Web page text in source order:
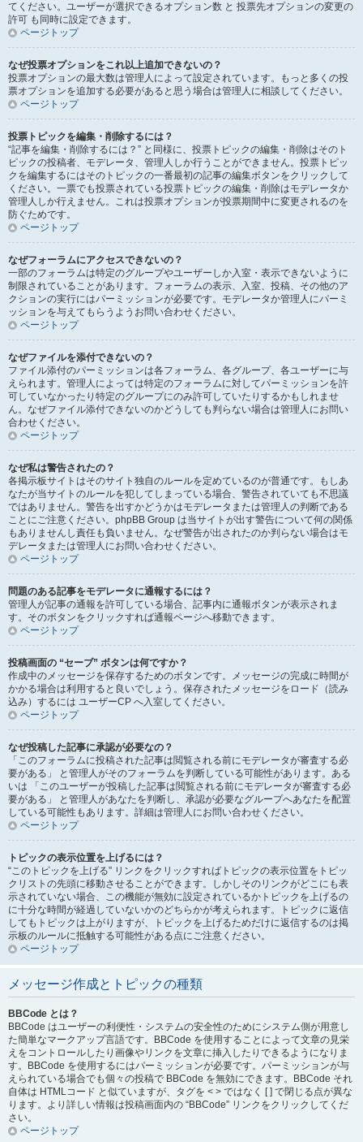
てください。ユーザーが選択できるオプション数 と 投票先オプションの変更の
許可 も同時に設定できます。
ページトップ
なぜ投票オプションをこれ以上追加できないの？
投票オプションの最大数は管理人によって設定されています。もっと多くの投
票オプションを追加する必要があると思う場合は管理人に相談してください。
ページトップ
投票トピックを編集・削除するには？
“記事を編集・削除するには？” と同様に、投票トピックの編集・削除はそのト
ピックの投稿者、モデレータ、管理人しか行うことができません。投票トピッ
クを編集するにはそのトピックの一番最初の記事の編集ボタンをクリックして
ください。一票でも投票されている投票トピックの編集・削除はモデレータか
管理人しか行えません。これは投票オプションが投票期間中に変更されるのを
防ぐためです。
ページトップ
なぜフォーラムにアクセスできないの？
一部のフォーラムは特定のグループやユーザーしか入室・表示できないように
制限されていることがあります。フォーラムの表示、入室、投稿、その他のア
クションの実行にはパーミッションが必要です。モデレータか管理人にパーミ
ッションを与えてもらうようお問い合わせください。
ページトップ
なぜファイルを添付できないの？
ファイル添付のパーミッションは各フォーラム、各グループ、各ユーザーに与
えられます。管理人によっては特定のフォーラムに対してパーミッションを許
可していなかったり特定のグループにのみ許可していたりするかもしれませ
ん。なぜファイル添付できないのかどうしても判らない場合は管理人にお問い
合わせください。
ページトップ
なぜ私は警告されたの？
各掲示板サイトはそのサイト独自のルールを定めているのが普通です。もしあ
なたが当サイトのルールを犯してしまっている場合、警告されていても不思議
ではありません。警告を出すかどうかはモデレータまたは管理人の判断である
ことにご注意ください。phpBB Group は当サイトが出す警告について何の関係
もありませんし責任も負いません。なぜ警告が出されたのか判らない場合はモ
デレータまたは管理人にお問い合わせください。
ページトップ
問題のある記事をモデレータに通報するには？
管理人が記事の通報を許可している場合、記事内に通報ボタンが表示されま
す。そのボタンをクリックすれば通報ページへ移動できます。
ページトップ
投稿画面の “セーブ” ボタンは何ですか？
作成中のメッセージを保存するためのボタンです。メッセージの完成に時間が
かかる場合は利用すると良いでしょう。保存されたメッセージをロード（読み
込み）するには ユーザーCP へ入室してください。
ページトップ
なぜ投稿した記事に承認が必要なの？
「このフォーラムに投稿された記事は閲覧される前にモデレータが審査する必
要がある」 と管理人がそのフォーラムを判断している可能性があります。ある
いは 「このユーザーが投稿した記事は閲覧される前にモデレータが審査する必
要がある」 と管理人があなたを判断し、承認が必要なグループへあなたを配置
している可能性もあります。詳細は管理人にお問い合わせください。
ページトップ
トピックの表示位置を上げるには？
“このトピックを上げる” リンクをクリックすればトピックの表示位置をトピッ
クリストの先頭に移動させることができます。しかしそのリンクがどこにも表
示されていない場合、この機能が無効に設定されているかトピックを上げるの
に十分な時間が経過していないかのどちらかが考えられます。トピックに返信
してもトピックは上がりますが、トピックを上げるためだけに返信するのは掲
示板のルールに抵触する可能性がある点にご注意ください。
ページトップ
メッセージ作成とトピックの種類
BBCode とは？
BBCode はユーザーの利便性・システムの安全性のためにシステム側が用意し
た簡単なマークアップ言語です。BBCode を使用することによって文章の見栄
えをコントロールしたり画像やリンクを文章に挿入したりできるようになりま
す。BBCode を使用するにはパーミッションが必要です。パーミッションが与
えられている場合でも個々の投稿で BBCode を無効にできます。BBCode それ
自体は HTMLコード と似ていますが、タグを < > ではなく [ ] で閉じる点が異な
ります。より詳しい情報は投稿画面内の “BBCode” リンクをクリックしてくだ
さい。
ページトップ